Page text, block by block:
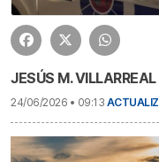
JESÚS M. VILLARREAL
24/06/2026 • 09:13